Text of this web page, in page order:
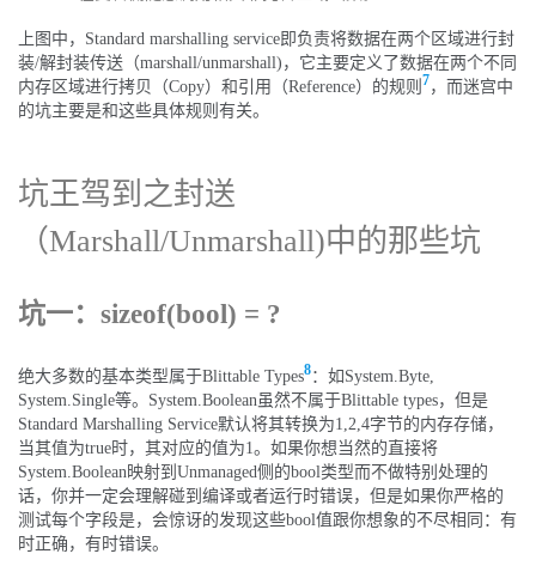
上图中，Standard marshalling service即负责将数据在两个区域进行封
装/解封装传送（marshall/unmarshall)，它主要定义了数据在两个不同
内存区域进行拷贝（Copy）和引用（Reference）的规则 7，而迷宫中
的坑主要是和这些具体规则有关。
坑王驾到之封送
（Marshall/Unmarshall)中的那些坑
坑一：sizeof(bool) = ?
绝大多数的基本类型属于Blittable Types8：如System.Byte,
System.Single等。System.Boolean虽然不属于Blittable types，但是
Standard Marshalling Service默认将其转换为1,2,4字节的内存存储，
当其值为true时，其对应的值为1。如果你想当然的直接将
System.Boolean映射到Unmanaged侧的bool类型而不做特别处理的
话，你并一定会理解碰到编译或者运行时错误，但是如果你严格的
测试每个字段是，会惊讶的发现这些bool值跟你想象的不尽相同：有
时正确，有时错误。